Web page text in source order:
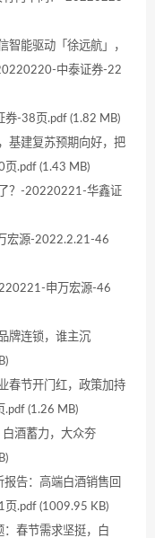
能驱动「徐远航」，
中泰证券-22
-38页.pdf (1.82 MB)
基建复苏预期向好，把
.pdf (1.43 MB)
？-20220221-华鑫证
宏源-2022.2.21-46
申万宏源-46
牌连锁，谁主沉
春节开门红，政策加持
(1.26 MB)
酒蓄力，大众夯
告：高端白酒销售回
.pdf (1009.95 KB)
春节需求坚挺，白